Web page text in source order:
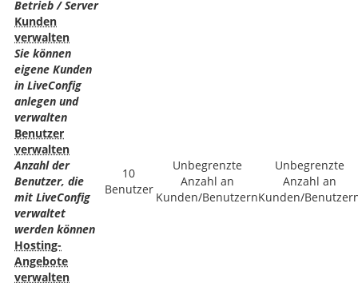
Betrieb / Server
Kunden
verwalten
Sie können
eigene Kunden
in LiveConfig
anlegen und
verwalten
Benutzer
verwalten
Anzahl der
Benutzer, die
mit LiveConfig
verwaltet
werden können
10
Benutzer
Unbegrenzte
Anzahl an
Kunden/Benutzern
Unbegrenzte
Anzahl an
Kunden/
Hosting-
Angebote
verwalten